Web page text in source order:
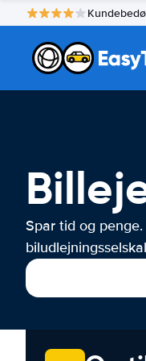
Spar tid og